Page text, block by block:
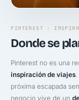
PINTEREST ·
Donde se
Pinterest no es una
inspiración de viajes
próxima escapada
negocio vive de un